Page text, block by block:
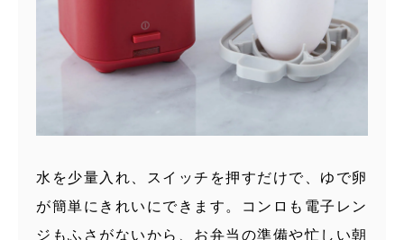
水を少量入れ、スイッチを押すだけで、ゆで卵
が簡単にきれいにできます。コンロも電子レン
ジもふさがないから、お弁当の準備や忙しい朝